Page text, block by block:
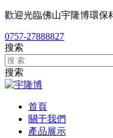
歡迎光臨佛山宇隆博環保
0757-27888827
搜索
搜索
首頁
關于我們
產品展示